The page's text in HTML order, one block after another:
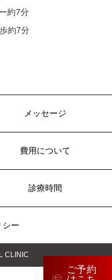
ご予約
約7分
約7分
メッセージ
費用について
診療時間
シー
CLINIC